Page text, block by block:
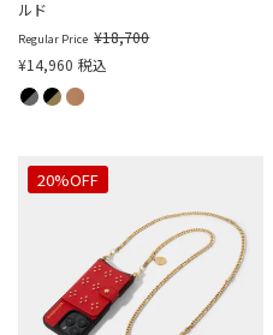
ルド
Regular Price ¥18,700
¥14,960 税込
20%OFF